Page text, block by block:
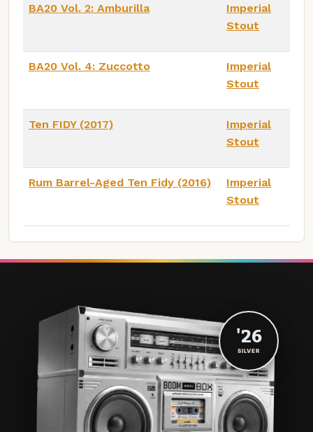
BA20 Vol. 2: Amburilla
Imperial
Stout
BA20 Vol. 4: Zuccotto
Imperial
Stout
Ten FIDY (2017)
Imperial
Stout
Rum Barrel-Aged Ten Fidy (2016)
Imperial
Stout
'26
SILVER